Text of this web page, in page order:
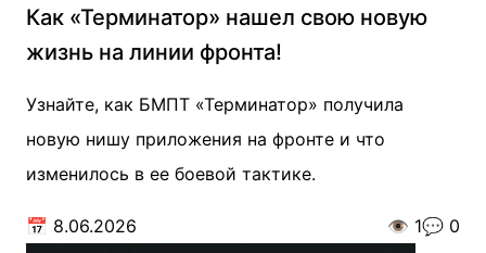
Как «Терминатор» нашел свою новую
жизнь на линии фронта!
Узнайте, как БМПТ «Терминатор» получила
новую нишу приложения на фронте и что
изменилось в ее боевой тактике.
📅 8.06.2026 👁️ 1💬 0